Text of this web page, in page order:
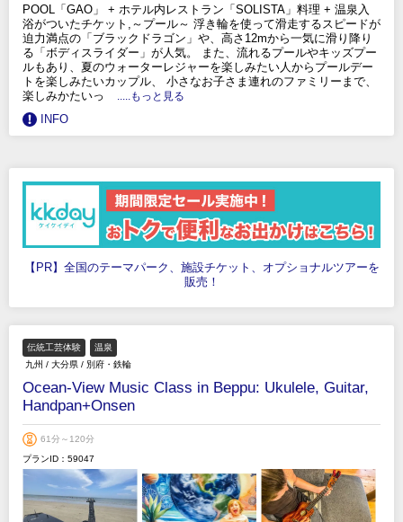
POOL「GAO」 + ホテル内レストラン「SOLISTA」料理 + 温泉入
浴がついたチケット,～プール～ 浮き輪を使って滑走するスピードが
迫力満点の「ブラックドラゴン」や、高さ12mから一気に滑り降り
る「ボディスライダー」が人気。 また、流れるプールやキッズプー
ルもあり、夏のウォーターレジャーを楽しみたい人からプールデー
トを楽しみたいカップル、 小さなお子さま連れのファミリーまで、
楽しみかたいっ
.....もっと見る
INFO
【PR】全国のテーマパーク、施設チケット、オプショナルツアーを
販売！
伝統工芸体験
温泉
九州 / 大分県 / 別府・鉄輪
Ocean-View Music Class in Beppu: Ukulele, Guitar,
Handpan+Onsen
61分～120分
プランID：59047